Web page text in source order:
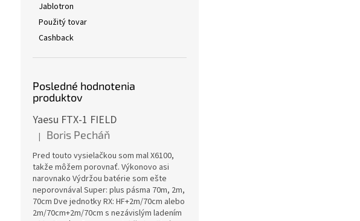
Jablotron
Použitý tovar
Cashback
Posledné hodnotenia
produktov
Yaesu FTX-1 FIELD
Hodnotenie produktu je 5 z 5 hviezdičiek.
| Boris Pecháň
Pred touto vysielačkou som mal X6100,
takže môžem porovnať. Výkonovo asi
narovnako Výdržou batérie som ešte
neporovnával Super: plus pásma 70m, 2m,
70cm Dve jednotky RX: HF+2m/70cm alebo
2m/70cm+2m/70cm s nezávislým ladením